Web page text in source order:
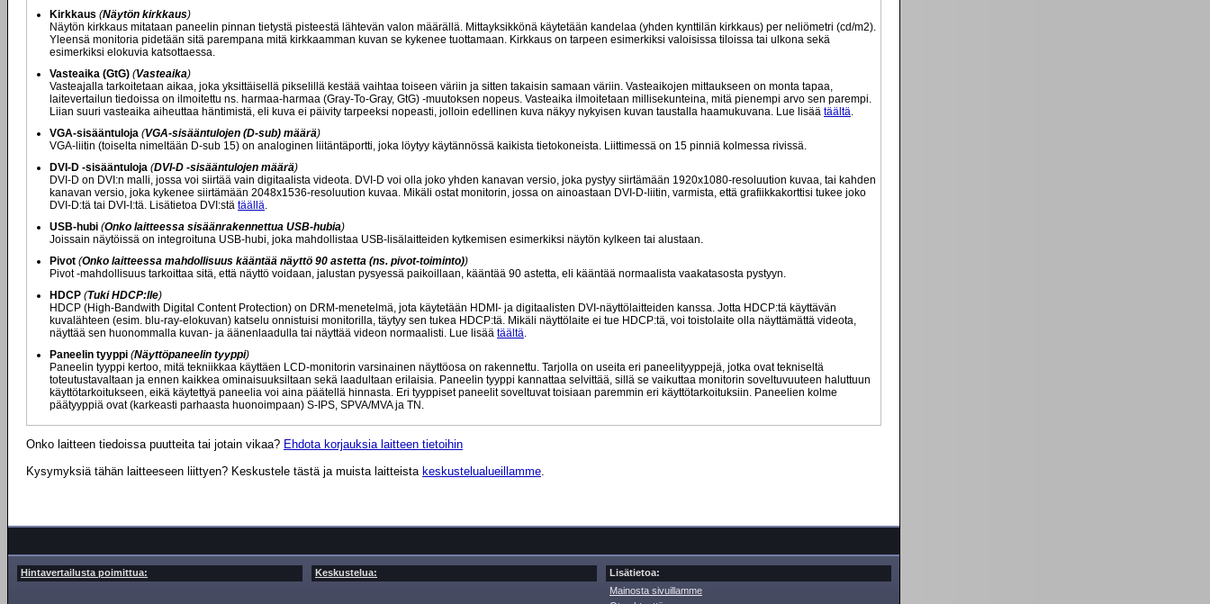
Kirkkaus (Näytön kirkkaus)
Näytön kirkkaus mitataan paneelin pinnan tietystä pisteestä lähtevän valon määrällä. Mittayksikkönä käytetään kandelaa (yhden kynttilän kirkkaus) per neliömetri (cd/m2).
Yleensä monitoria pidetään sitä parempana mitä kirkkaamman kuvan se kykenee tuottamaan. Kirkkaus on tarpeen esimerkiksi valoisissa tiloissa tai ulkona sekä
esimerkiksi elokuvia katsottaessa.
Vasteaika (GtG) (Vasteaika)
Vasteajalla tarkoitetaan aikaa, joka yksittäisellä pikselillä kestää vaihtaa toiseen väriin ja sitten takaisin samaan väriin. Vasteaikojen mittaukseen on monta tapaa,
laitevertailun tiedoissa on ilmoitettu ns. harmaa-harmaa (Gray-To-Gray, GtG) -muutoksen nopeus. Vasteaika ilmoitetaan millisekunteina, mitä pienempi arvo sen parempi.
Liian suuri vasteaika aiheuttaa häntimistä, eli kuva ei päivity tarpeeksi nopeasti, jolloin edellinen kuva näkyy nykyisen kuvan taustalla haamukuvana. Lue lisää täältä.
VGA-sisääntuloja (VGA-sisääntulojen (D-sub) määrä)
VGA-liitin (toiselta nimeltään D-sub 15) on analoginen liitäntäportti, joka löytyy käytännössä kaikista tietokoneista. Liittimessä on 15 pinniä kolmessa rivissä.
DVI-D -sisääntuloja (DVI-D -sisääntulojen määrä)
DVI-D on DVI:n malli, jossa voi siirtää vain digitaalista videota. DVI-D voi olla joko yhden kanavan versio, joka pystyy siirtämään 1920x1080-resoluution kuvaa, tai kahden
kanavan versio, joka kykenee siirtämään 2048x1536-resoluution kuvaa. Mikäli ostat monitorin, jossa on ainoastaan DVI-D-liitin, varmista, että grafiikkakorttisi tukee joko
DVI-D:tä tai DVI-I:tä. Lisätietoa DVI:stä täällä.
USB-hubi (Onko laitteessa sisäänrakennettua USB-hubia)
Joissain näytöissä on integroituna USB-hubi, joka mahdollistaa USB-lisälaitteiden kytkemisen esimerkiksi näytön kylkeen tai alustaan.
Pivot (Onko laitteessa mahdollisuus kääntää näyttö 90 astetta (ns. pivot-toiminto))
Pivot -mahdollisuus tarkoittaa sitä, että näyttö voidaan, jalustan pysyessä paikoillaan, kääntää 90 astetta, eli kääntää normaalista vaakatasosta pystyyn.
HDCP (Tuki HDCP:lle)
HDCP (High-Bandwith Digital Content Protection) on DRM-menetelmä, jota käytetään HDMI- ja digitaalisten DVI-näyttölaitteiden kanssa. Jotta HDCP:tä käyttävän
kuvalähteen (esim. blu-ray-elokuvan) katselu onnistuisi monitorilla, täytyy sen tukea HDCP:tä. Mikäli näyttölaite ei tue HDCP:tä, voi toistolaite olla näyttämättä videota,
näyttää sen huonommalla kuvan- ja äänenlaadulla tai näyttää videon normaalisti. Lue lisää täältä.
Paneelin tyyppi (Näyttöpaneelin tyyppi)
Paneelin tyyppi kertoo, mitä tekniikkaa käyttäen LCD-monitorin varsinainen näyttöosa on rakennettu. Tarjolla on useita eri paneelityyppejä, jotka ovat tekniseltä
toteutustavaltaan ja ennen kaikkea ominaisuuksiltaan sekä laadultaan erilaisia. Paneelin tyyppi kannattaa selvittää, sillä se vaikuttaa monitorin soveltuvuuteen haluttuun
käyttötarkoitukseen, eikä käytettyä paneelia voi aina päätellä hinnasta. Eri tyyppiset paneelit soveltuvat toisiaan paremmin eri käyttötarkoituksiin. Paneelien kolme
päätyyppiä ovat (karkeasti parhaasta huonoimpaan) S-IPS, SPVA/MVA ja TN.
Onko laitteen tiedoissa puutteita tai jotain vikaa? Ehdota korjauksia laitteen tietoihin
Kysymyksiä tähän laitteeseen liittyen? Keskustele tästä ja muista laitteista keskustelualueillamme.
Hintavertailusta poimittua: Keskustelua:
Lisätietoa:
Mainosta sivuillamme